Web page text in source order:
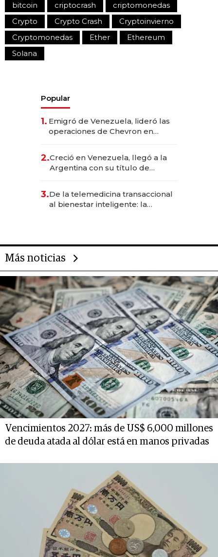
bitcoin criptocrash
criptomonedas
Crypto
Crypto Crash
Cryptoinvierno
Cryptomonedas
Ether
Ethereum
Solana
Popular
1. Emigró de Venezuela, lideró las
operaciones de Chevron en
2.Creció en Venezuela, llegó a la
Argentina con su título de
las marcas "fast premium"
3.De la telemedicina transaccional
al bienestar inteligente: la
Más noticias
Vencimientos 2027: más de US$ 6,000 millones
de deuda atada al dólar está en manos privadas